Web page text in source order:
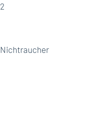
2
Nichtraucher